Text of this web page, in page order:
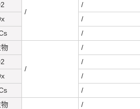
/
/
/
/
/
/
/
/
/
/